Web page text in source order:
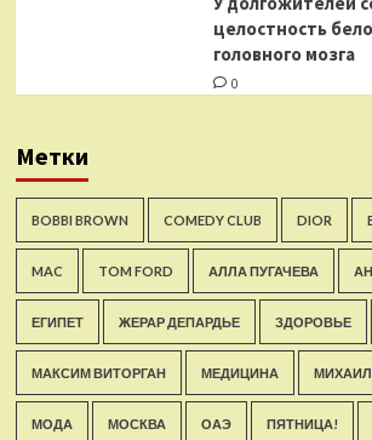
целостность
головного мозга
0
Метки
BOBBI BROWN COMEDY CLUB DIOR
MAC TOM FORD АЛЛА ПУГАЧЕВА
ЕГИПЕТ ЖЕРАР ДЕПАРДЬЕ ЗДОРОВЬЕ
МАКСИМ ВИТОРГАН МЕДИЦИНА
МОДА МОСКВА ОАЭ ПЯТНИЦА!